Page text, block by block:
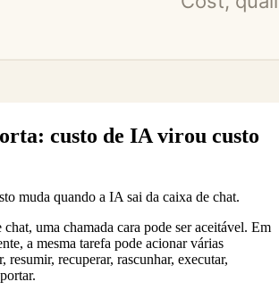
custo de IA virou custo
muda quando a IA sai da caixa de chat.
uma chamada cara pode ser aceitável. Em
a mesma tarefa pode acionar várias
resumir, recuperar, rascunhar, executar,